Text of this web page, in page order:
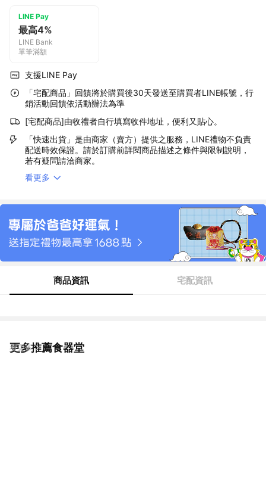
LINE Pay
最高4%
LINE Bank
單筆滿額
支援LINE Pay
「宅配商品」回饋將於購買後30天發送至購買者LINE帳號，行
銷活動回饋依活動辦法為準
[宅配商品]由收禮者自行填寫收件地址，便利又貼心。
「快速出貨」是由商家（賣方）提供之服務，LINE禮物不負責
配送時效保證。請於訂購前詳閱商品描述之條件與限制說明，
若有疑問請洽商家。
看更多
商品資訊 宅配資訊
更多推薦食器堂
看更多